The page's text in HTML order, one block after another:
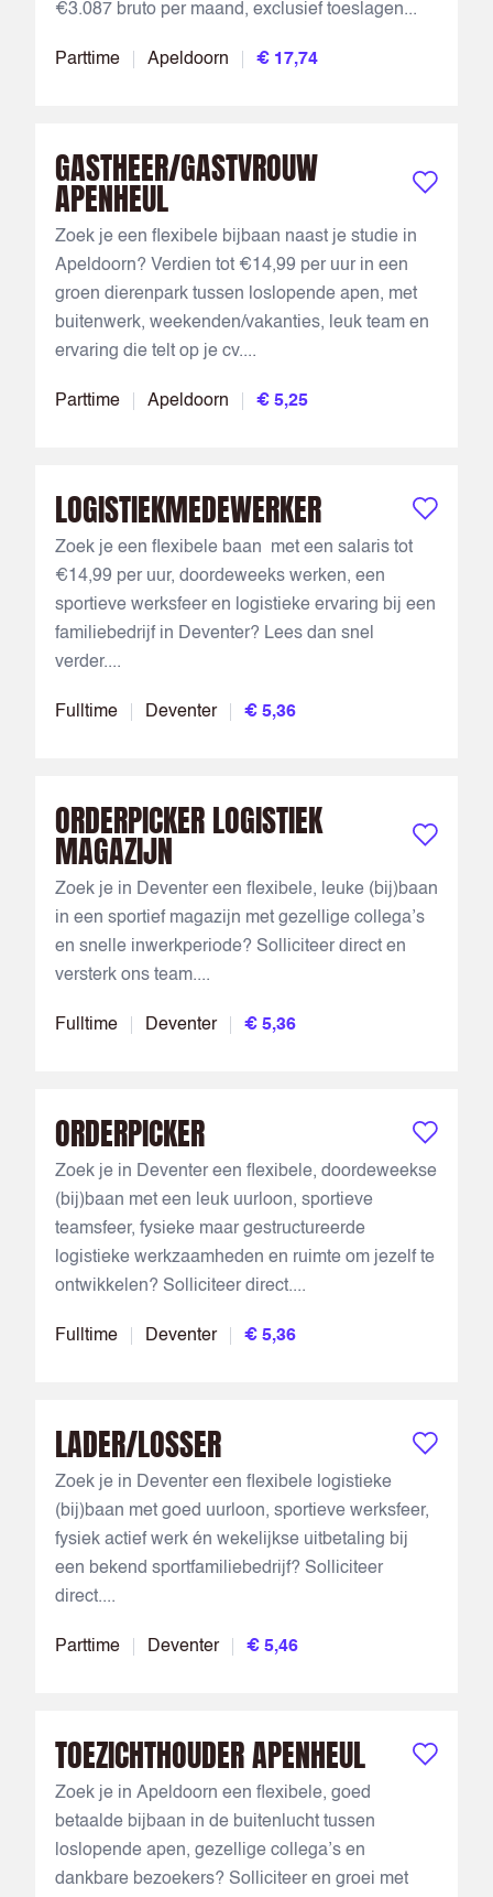
Parttime Apeldoorn € 17,74
€3.087 bruto per maand, exclusief toeslagen...
GASTHEER/GASTVROUW
APENHEUL Bewaar
Parttime Apeldoorn € 5,25
Zoek je een flexibele bijbaan naast je studie in
Apeldoorn? Verdien tot €14,99 per uur in een
groen dierenpark tussen loslopende apen, met
buitenwerk, weekenden/vakanties, leuk team en
ervaring die telt op je cv....
LOGISTIEKMEDEWERKER Bewaar
Fulltime Deventer € 5,36
Zoek je een flexibele baan met een salaris tot
€14,99 per uur, doordeweeks werken, een
sportieve werksfeer en logistieke ervaring bij een
familiebedrijf in Deventer? Lees dan snel
verder....
ORDERPICKER LOGISTIEK
MAGAZIJN Bewaar
Fulltime Deventer € 5,36
Zoek je in Deventer een flexibele, leuke (bij)baan
in een sportief magazijn met gezellige collega’s
en snelle inwerkperiode? Solliciteer direct en
versterk ons team....
ORDERPICKER Bewaar
Fulltime Deventer € 5,36
Zoek je in Deventer een flexibele, doordeweekse
(bij)baan met een leuk uurloon, sportieve
teamsfeer, fysieke maar gestructureerde
logistieke werkzaamheden en ruimte om jezelf te
ontwikkelen? Solliciteer direct....
LADER/LOSSER Bewaar
Parttime Deventer € 5,46
Zoek je in Deventer een flexibele logistieke
(bij)baan met goed uurloon, sportieve werksfeer,
fysiek actief werk én wekelijkse uitbetaling bij
een bekend sportfamiliebedrijf? Solliciteer
direct....
TOEZICHTHOUDER APENHEUL Bewaar
Zoek je in Apeldoorn een flexibele, goed
betaalde bijbaan in de buitenlucht tussen
loslopende apen, gezellige collega’s en
dankbare bezoekers? Solliciteer en groei met